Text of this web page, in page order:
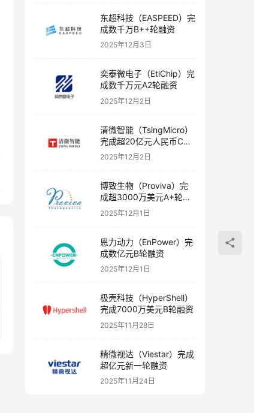
东超科技（EASPEED）完
成数千万B++轮融资
2025年12月3日
奕泰微电子（EtlChip）完
成数千万元A2轮融资
2025年12月2日
清微智能（TsingMicro）
完成超20亿元人民币C轮
融资
2025年12月2日
博致生物（Proviva）完
成超3000万美元A+轮融
资
2025年12月1日
恩力动力（EnPower）完
成数亿元B轮融资
2025年12月1日
极壳科技（HyperShell）
完成7000万美元B轮融资
2025年11月28日
精微视达（Viestar）完成
超亿元新一轮融资
2025年11月24日